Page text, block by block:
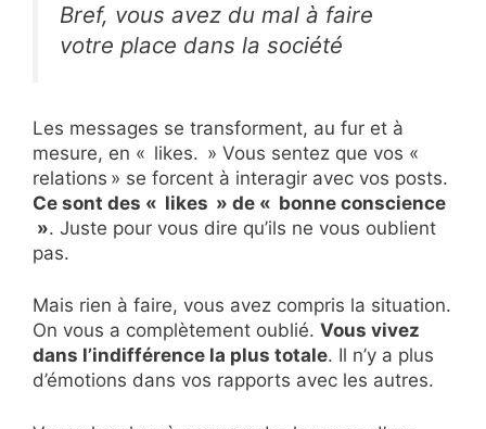
Bref, vous avez du mal à faire
votre place dans la société
Les messages se transforment, au fur et à
mesure, en « likes. » Vous sentez que vos «
relations » se forcent à interagir avec vos posts.
Ce sont des « likes » de « bonne conscience
». Juste pour vous dire qu’ils ne vous oublient
pas.
Mais rien à faire, vous avez compris la situation.
On vous a complètement oublié. Vous vivez
dans l’indifférence la plus totale. Il n’y a plus
d’émotions dans vos rapports avec les autres.